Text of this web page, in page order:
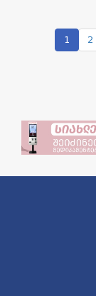
1 2